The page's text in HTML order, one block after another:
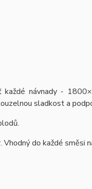
návnady -
sladkost a
do každé směsi